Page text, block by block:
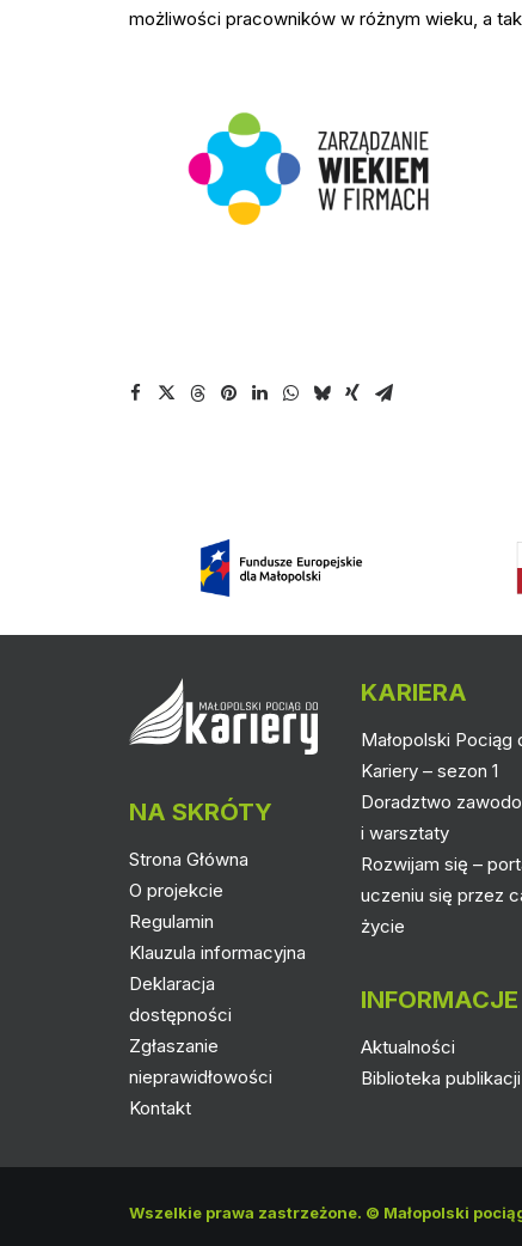
możliwości pracowników w różnym wieku, a
NA SKRÓTY
Strona Główna
O projekcie
Regulamin
Klauzula informacyjna
Deklaracja
dostępności
Zgłaszanie
nieprawidłowości
Kontakt
KARIERA
Małopolski Pociąg
Kariery – sezon 1
Doradztwo
i warsztaty
Rozwijam się –
uczeniu się przez
życie
INFORMACJE
Aktualności
Biblioteka publikacji
Wszelkie prawa zastrzeżone. © Małopolski